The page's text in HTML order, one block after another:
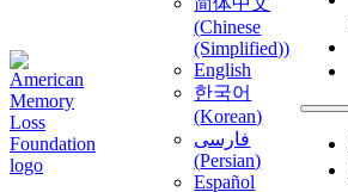
(Chinese
(Simplified))
English
한국어
(Korean)
فارسی
(Persian)
Español